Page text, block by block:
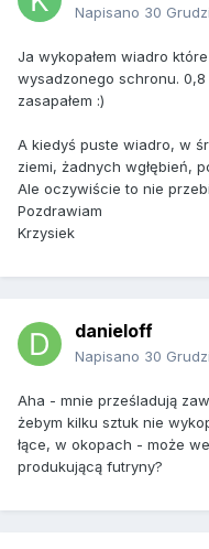
Napisano 30
Ja wykopałem wiadro
wysadzonego schronu. 0,8
zasapałem :)
A kiedyś puste wiadro, w
ziemi, żadnych wgłębień,
Ale oczywiście to nie
Pozdrawiam
Krzysiek
danieloff
Napisano 30
Aha - mnie prześladują
żebym kilku sztuk nie
łące, w okopach - może
produkującą futryny?